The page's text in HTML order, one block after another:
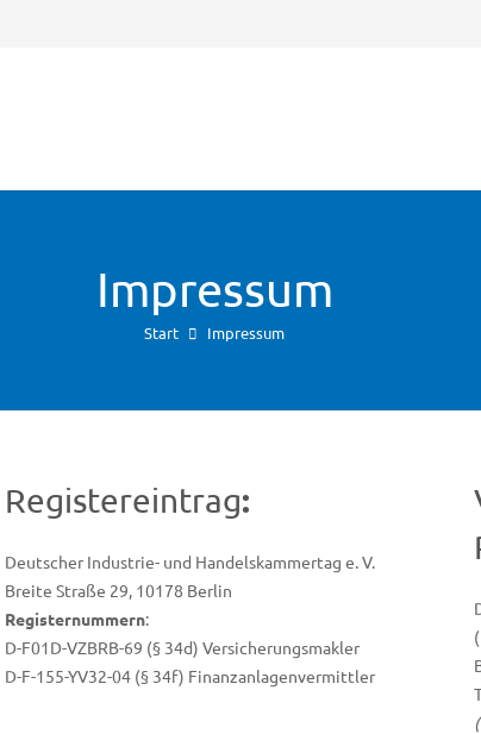
Impressum
Start Impressum
Registereintrag:
Deutscher Industrie- und Handelskammertag e. V.
Breite Straße 29, 10178 Berlin
Registernummern:
D-F01D-VZBRB-69 (§ 34d) Versicherungsmakler
D-F-155-YV32-04 (§ 34f) Finanzanlagenvermittler